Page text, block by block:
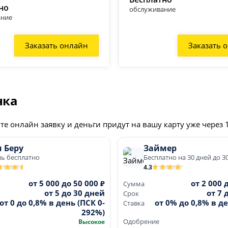
с 09:00 до 22:00;
до 20:00; сб с 09:00 до 18:00; вс с 00:00 до 24:00;
; пн - пт с 10:00 до 20:00;
; круглосуточно
с 10:00 до 20:00;
Заказать онлайн
обслуживание
Заказать
онлайн заявку и деньги придут на вашу карту уже через
Беру
бесплатно
от 5 000 до 50 000 ₽
от 5 до 30 дней
от 0 до 0,8% в день (ПСК 0-
292%)
Высокое
Займер
Бесплатно на 30 дней до
4.3
Сумма от 2 000
Срок от 7
Ставка
от 0% до 0,8% в
Одобрение